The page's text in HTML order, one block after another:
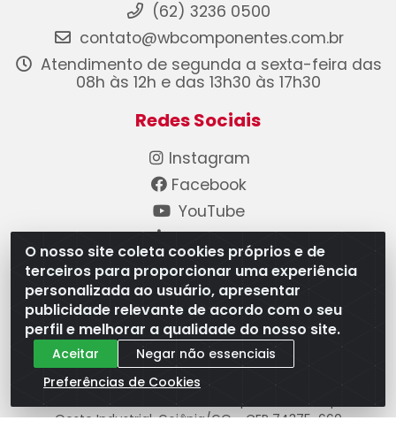
O nosso site coleta cookies próprios e de
terceiros para proporcionar uma experiência
personalizada ao usuário, apresentar
publicidade relevante de acordo com o seu
perfil e melhorar a qualidade do nosso site.
Aceitar
Negar não essenciais
Preferências de Cookies
(62) 3236 0500
contato@wbcomponentes.com.br
Atendimento de segunda a sexta-feira das
08h às 12h e das 13h30 às 17h30
Redes Sociais
Instagram
Facebook
YouTube
Linkedin
Formas de Pagamento
WB Componentes Automotivos LTDA - CNPJ
Oeste Industrial, Goiânia/GO - CEP 74375-660